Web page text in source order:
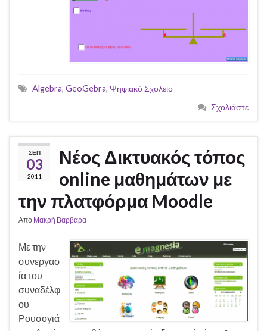
Algebra, GeoGebra, Ψηφιακό Σχολείο
Σχολιάστε
ΣΕΠ
03
2011
Νέος Δικτυακός τόπος
online μαθημάτων με
την πλατφόρμα Moodle
Από Μακρή Βαρβάρα
Με την
συνεργασ
ία του
συναδέλφ
ου
Ρουσογιά